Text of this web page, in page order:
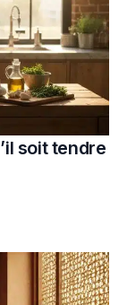
soit tendre